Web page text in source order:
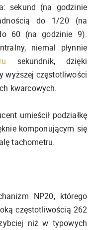
sekund (na godzinie
do 1/20 (na
60 (na godzinie 9).
niemal płynnie
sekundnik, dzięki
wyższej częstotliwości
kwarcowych.
umieścił podziałkę
komponującym się
tachometru.
NP20, którego
częstotliwością 262
niż w typowych